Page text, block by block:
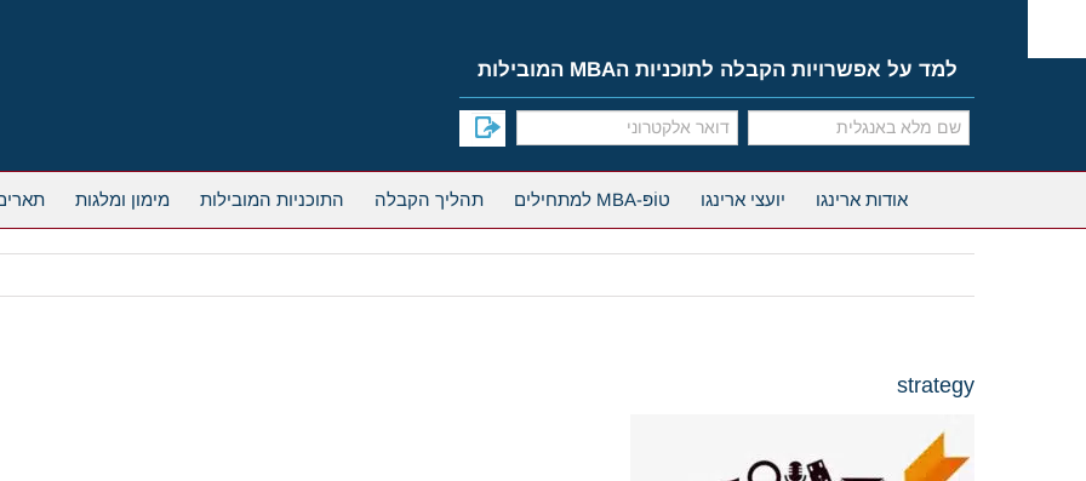
content
למד על אפשרויות הקבלה לתוכניות הMBA המובילות
אודות ארינגו יועצי ארינגו טוֹפּ-MBA למתחילים תהליך הקבלה התוכניות המובילות מימון ומלגות
strategy